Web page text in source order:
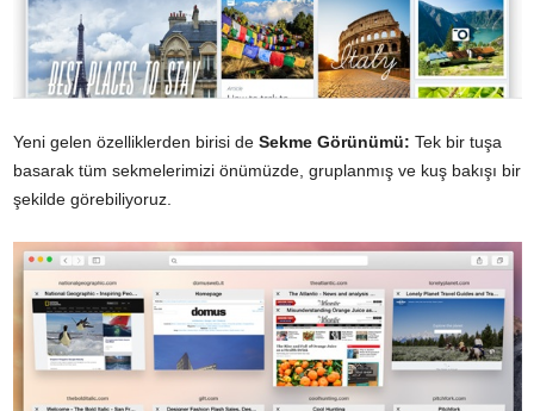
Yeni gelen özelliklerden birisi de Sekme Görünümü: Tek bir tuşa
basarak tüm sekmelerimizi önümüzde, gruplanmış ve kuş bakışı bir
şekilde görebiliyoruz.